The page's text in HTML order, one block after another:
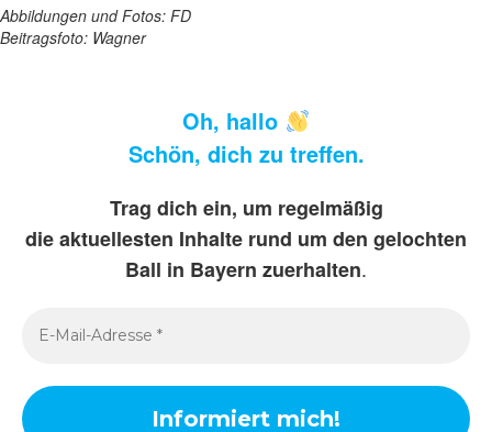
Abbildungen und Fotos: FD
Beitragsfoto: Wagner
Oh, hallo
Schön, dich zu treffen.
Trag dich ein, um regelmäßig
die aktuellesten Inhalte rund um den gelochten
Ball in Bayern zuerhalten.